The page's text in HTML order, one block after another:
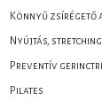
Könnyű zsírégető
Nyújtás,
Preventív
Pilates